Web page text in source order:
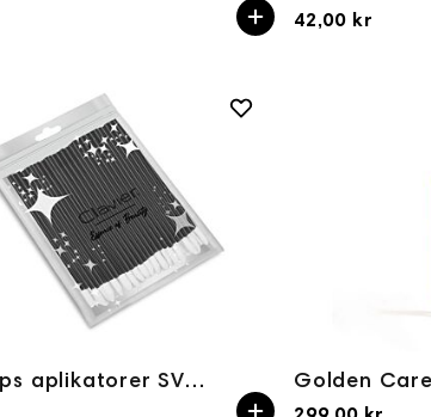
42,00 kr
Gloss lips aplikatorer SVART 50pcs